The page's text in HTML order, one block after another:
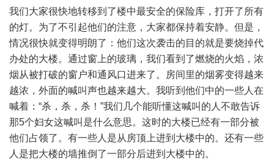
我们大家很快地转移到了楼中最安全的保险库，打开了所有
的灯。为了不引起他们的注意，大家都保持着安静。但是，
情况很快就变得明朗了：他们这次袭击的目的就是要烧掉代
办处的大楼。通过窗上的玻璃，我们看到了燃烧的火焰，浓
烟从被打破的窗户和通风口进来了。房间里的烟雾变得越来
越浓，外面的喊叫声也越来越大。我听到他们中的一些人在
喊着：“杀，杀，杀！”我们几个能听懂这喊叫的人不敢告诉
那5个妇女这喊叫是什么意思。这时的大楼已经有一部分被
他们占领了。有一些人是从房顶上进到大楼中的。还有一些
人是把大楼的墙推倒了一部分后进到大楼中的。